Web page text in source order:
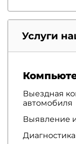
Услуги
Выездная
автомобиля
Выявление